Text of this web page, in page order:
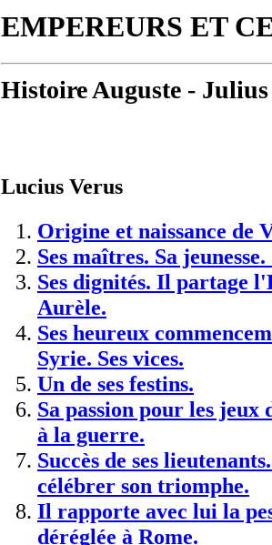
EMPEREURS ET
Histoire Auguste -
Lucius Verus
Origine et naissance de
Ses maîtres. Sa jeunesse.
Ses dignités. Il partage
Aurèle.
Ses heureux
Syrie. Ses vices.
Un de ses festins.
Sa passion pour les jeux
à la guerre.
Succès de ses
célébrer son triomphe.
Il rapporte avec lui la
déréglée à Rome.